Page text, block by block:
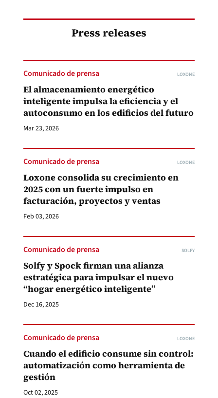
Press releases
Comunicado de prensa LOXONE
El almacenamiento energético
inteligente impulsa la eficiencia y el
autoconsumo en los edificios del futuro
Mar 23, 2026
Comunicado de prensa LOXONE
Loxone consolida su crecimiento en
2025 con un fuerte impulso en
facturación, proyectos y ventas
Feb 03, 2026
Comunicado de prensa SOLFY
Solfy y Spock firman una alianza
estratégica para impulsar el nuevo
“hogar energético inteligente”
Dec 16, 2025
Comunicado de prensa LOXONE
Cuando el edificio consume sin control:
automatización como herramienta de
gestión
Oct 02, 2025